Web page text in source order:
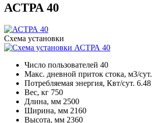
АСТРА 40
Схема установки
Число пользователей 40
Макс. дневной приток стока, м3/сут.
Потребляемая энергия, Квт/сут. 6.48
Вес, кг 750
Длина, мм 2500
Ширина, мм 2160
Высота, мм 2360